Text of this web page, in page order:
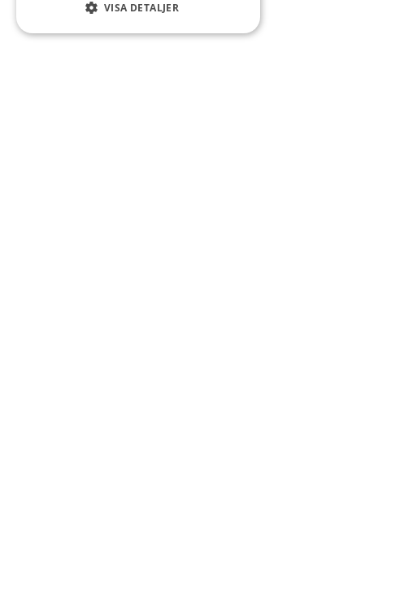
VISA DETALJER